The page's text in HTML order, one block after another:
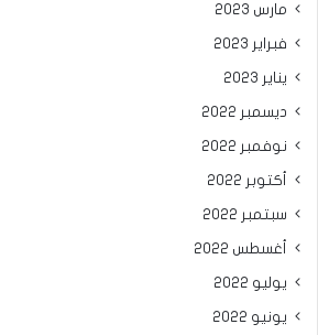
مارس 2023
فبراير 2023
يناير 2023
ديسمبر 2022
نوفمبر 2022
أكتوبر 2022
سبتمبر 2022
أغسطس 2022
يوليو 2022
يونيو 2022